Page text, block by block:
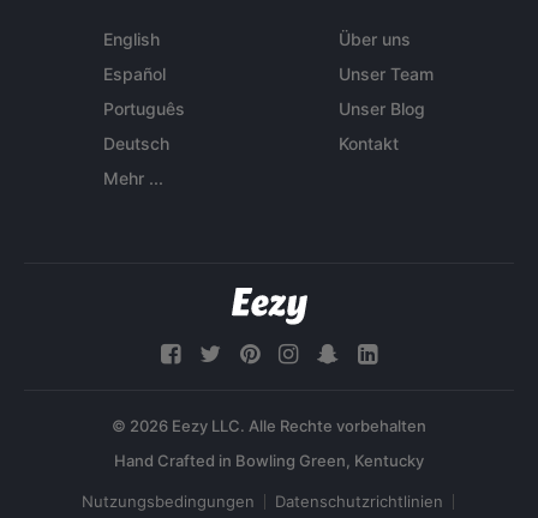
English
Español
Português
Deutsch
Mehr ...
Über uns
Unser Team
Unser Blog
Kontakt
© 2026 Eezy LLC. Alle Rechte vorbehalten
Nutzungsbedingungen Datenschutzrichtlinien